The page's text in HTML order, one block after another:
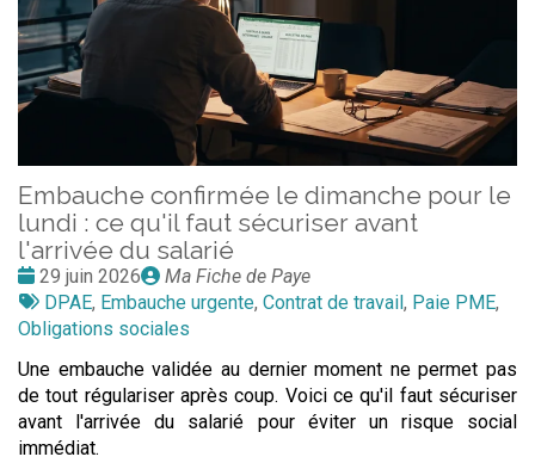
Embauche confirmée le dimanche pour le
lundi : ce qu'il faut sécuriser avant
l'arrivée du salarié
Date
:
29 juin 2026
Publié
par
Ma Fiche de Paye
Tags
:
DPAE, Embauche urgente, Contrat de travail, Paie PME,
Obligations sociales
Une embauche validée au dernier moment ne permet pas
de tout régulariser après coup. Voici ce qu'il faut sécuriser
avant l'arrivée du salarié pour éviter un risque social
immédiat.